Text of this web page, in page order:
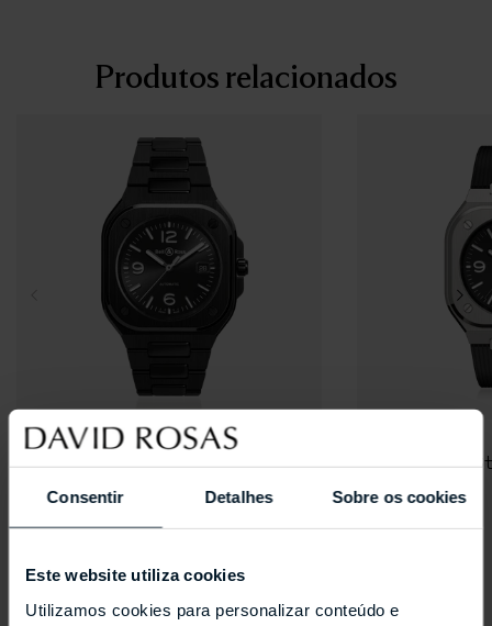
Consentir Detalhes Sobre os cookies
Este website utiliza cookies
Utilizamos cookies para personalizar conteúdo e
Produtos relacionados
BELL & ROSS
BR 05 Black Ceramic BR 05 Black